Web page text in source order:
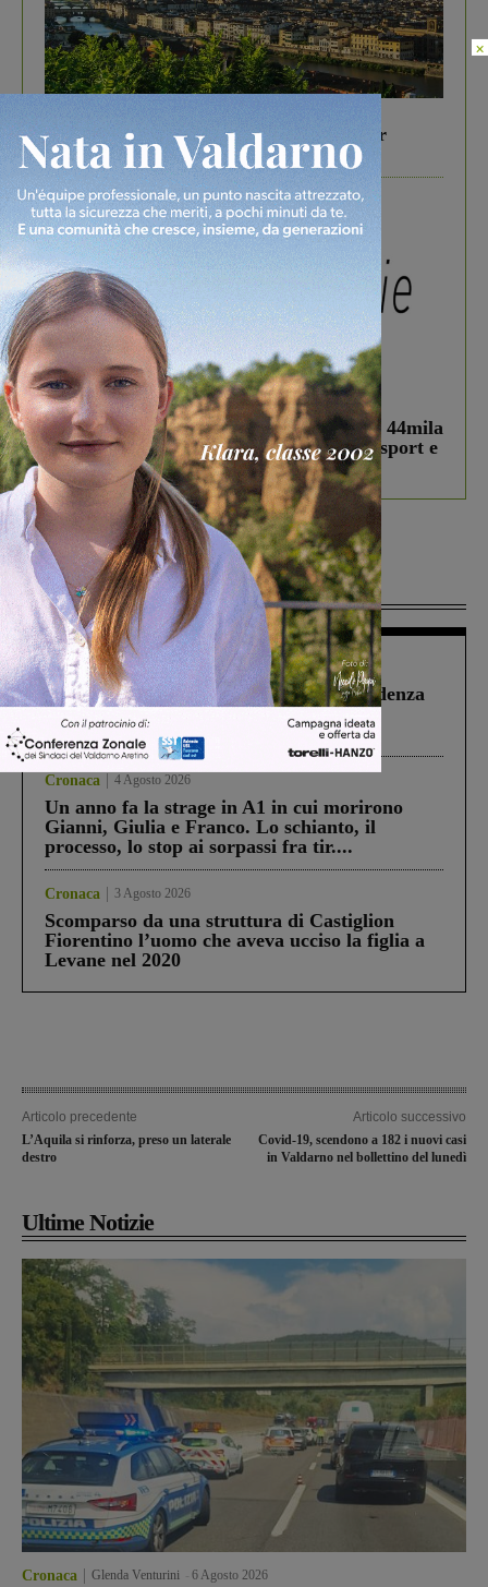
Gita di famiglia a Firenze: 5 idee per far
divertire i tuoi figli
In vetrina 3 Agosto 2026
Estra Notizie agosto: Smart Cities, oltre 44mila
studenti coinvolti, torna il bando per lo sport e
debutta il podcast Estrair
Più lette
Figline Incisa Valdarno 1 Agosto 2026
Piscina di Figline finanziata oltre la scadenza
Pnrr, il gruppo di Fratelli d’Italia: “Un
ringraziamento al Governo”
Cronaca 4 Agosto 2026
Un anno fa la strage in A1 in cui morirono
Gianni, Giulia e Franco. Lo schianto, il
processo, lo stop ai sorpassi fra tir....
Cronaca 3 Agosto 2026
Scomparso da una struttura di Castiglion
Fiorentino l’uomo che aveva ucciso la figlia a
Levane nel 2020
Articolo precedente
L’Aquila si rinforza, preso un laterale
destro
Articolo successivo
Covid-19, scendono a 182 i nuovi casi
in Valdarno nel bollettino del lunedì
Ultime Notizie
Cronaca Glenda Venturini 6 Agosto 2026
×